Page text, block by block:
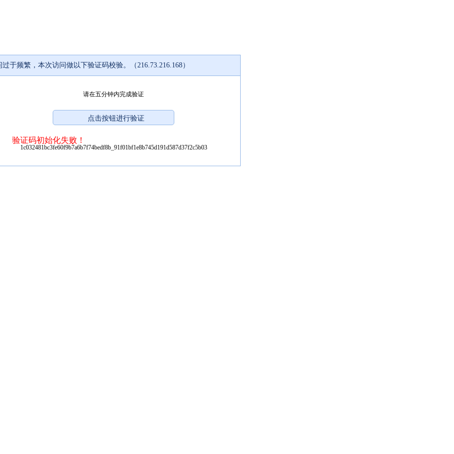
过于频繁，本次访问做以下验证码校验。（216.73.216.168）
请在五分钟内完成验证
验证码初始化失败！
1c032481bc3fe60f9b7a6b7f74bedf8b_91f01bf1e8b745d191d587d37f2c5b03